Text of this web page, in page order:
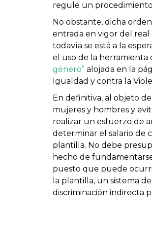
regule un
No obstante, dicha
entrada en vigor del real
todavía se está a la
el uso de la herramienta
género” alojada en la
Igualdad y contra la
En definitiva, al objeto
mujeres y hombres y
realizar un esfuerzo de
determinar el salario de
plantilla. No debe
hecho de
puesto que puede
la plantilla, un sistema
discriminación indirecta